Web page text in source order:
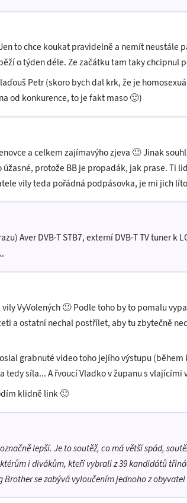
to chce koukat pravidelně a nemít neustále
o týden déle. Ze začátku tam taky chcipnul
Petr (skoro bych dal krk, že je
od konkurence, to je fakt maso 🙂)
a celkem zajímavýho zjeva 🙂 Jinak
protože BB je propadák, jak prase. Ti
vily teda pořádná podpásovka, je mi jich
Aver DVB-T STB7, externí DVB-T TV tuner k
VyVolených 🙂 Podle toho by to pomalu
a ostatní nechal postřílet, aby tu zbytečně
grabnuté video toho jejího výstupu
síla... A řvoucí Vladko v županu s vlajícími
klidně link 🙂
lepší. Je to soutěž, co má větší spád,
i divákům, kteří vybrali z 39 kandidátů
se zabývá vyloučením jednoho z